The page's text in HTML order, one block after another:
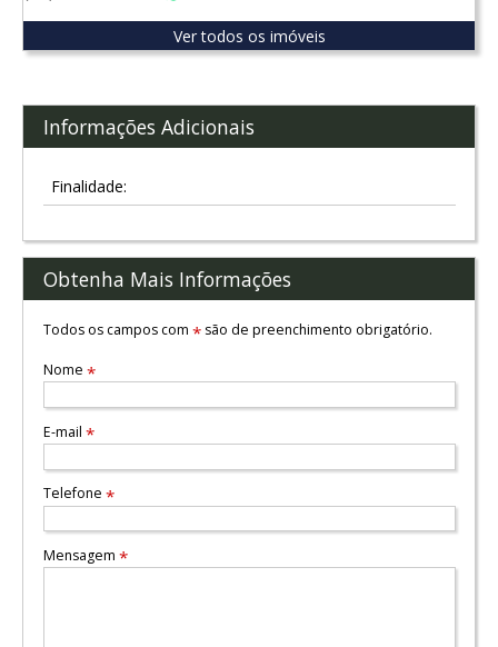
Ver todos os imóveis
Informações Adicionais
Finalidade:
Obtenha Mais Informações
Todos os campos com *são de preenchimento obrigatório.
Nome *
E-mail *
Telefone *
Mensagem *